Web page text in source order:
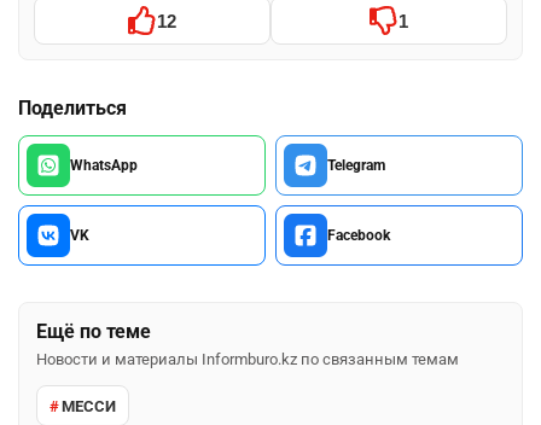
12 1
Поделиться
WhatsApp Telegram
VK Facebook
Ещё по теме
Новости и материалы Informburo.kz по связанным темам
МЕССИ